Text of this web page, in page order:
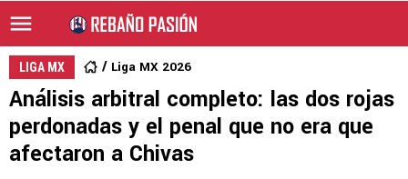
LIGA MX Liga MX 2026
Análisis arbitral completo: las dos rojas
perdonadas y el penal que no era que
afectaron a Chivas